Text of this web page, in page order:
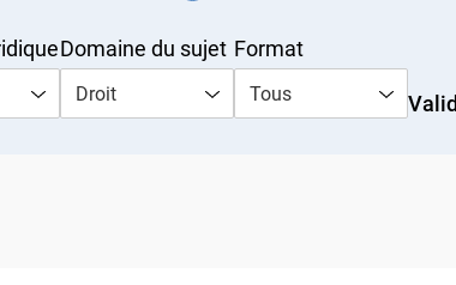
Domaine du sujet
Droit
Format
Tous